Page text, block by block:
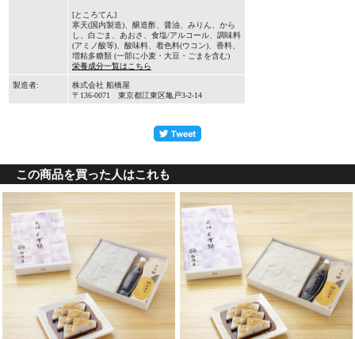
[ところてん]
寒天(国内製造)、醸造酢、醤油、みりん、から
し、白ごま、あおさ、食塩/アルコール、調味料
(アミノ酸等)、酸味料、着色料(ウコン)、香料、
増粘多糖類 (一部に小麦・大豆・ごまを含む)
栄養成分一覧はこちら
製造者:
株式会社 船橋屋
〒136-0071 東京都江東区亀戸3-2-14
この商品を買った人はこれも